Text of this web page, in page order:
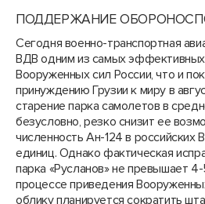
ПОДДЕРЖАНИЕ
Сегодня военно-транспортная
ВДВ одним из самых
Вооруженных сил России, что и
принуждению Грузии к миру в
старение парка самолетов в
безусловно, резко снизит ее
численность Ан-124 в российских
единиц. Однако фактическая
парка «Русланов» не превышает
процессе приведения
облику планируется сократить